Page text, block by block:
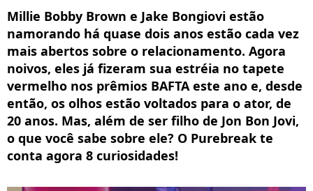
Millie Bobby Brown e Jake Bongiovi estão
namorando há quase dois anos estão cada vez
mais abertos sobre o relacionamento. Agora
noivos, eles já fizeram sua estréia no tapete
vermelho nos prêmios BAFTA este ano e, desde
então, os olhos estão voltados para o ator, de
20 anos. Mas, além de ser filho de Jon Bon Jovi,
o que você sabe sobre ele? O Purebreak te
conta agora 8 curiosidades!